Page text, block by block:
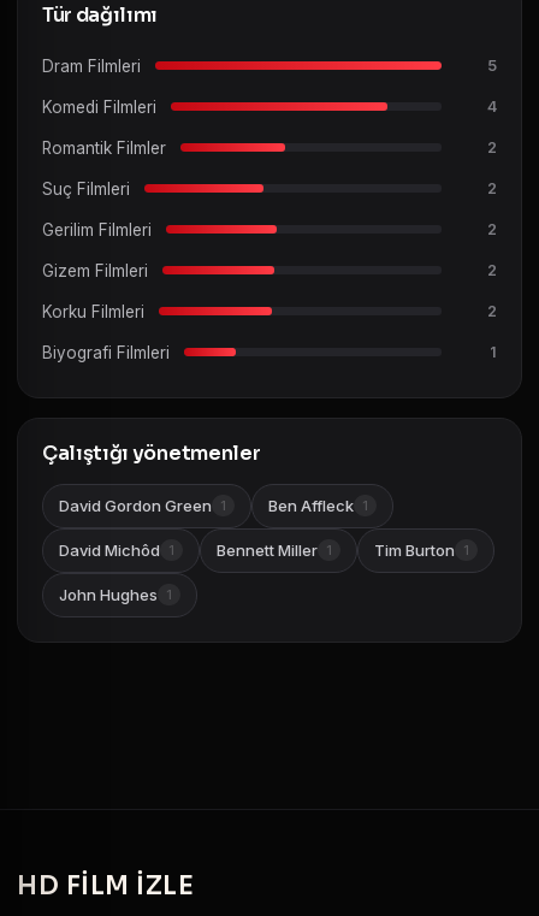
Tür dağılımı
Dram Filmleri 5
Komedi Filmleri 4
Romantik Filmler 2
Suç Filmleri 2
Gerilim Filmleri 2
Gizem Filmleri 2
Korku Filmleri 2
Biyografi Filmleri 1
Çalıştığı yönetmenler
David Gordon Green 1 Ben Affleck 1
David Michôd 1 Bennett Miller 1 Tim Burton 1
John Hughes 1
HD FILM IZLE